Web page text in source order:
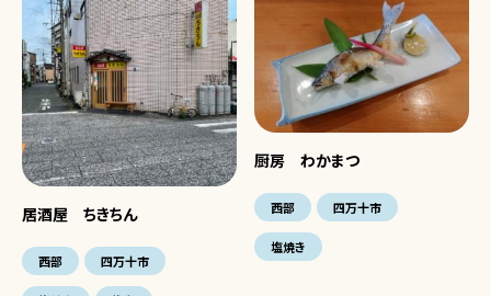
居酒屋 ちきちん
西部 四万十市
厨房 わかまつ
西部 四万十市
塩焼き